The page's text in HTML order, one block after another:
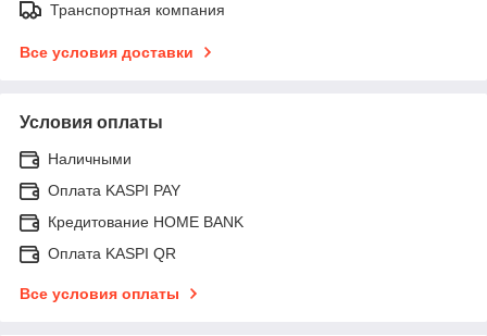
Транспортная компания
Все условия доставки
Условия оплаты
Наличными
Оплата KASPI PAY
Кредитование HOME BANK
Оплата KASPI QR
Все условия оплаты